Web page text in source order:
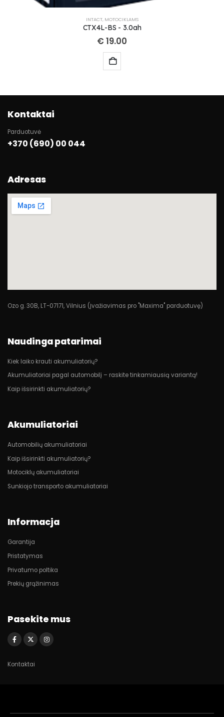
INTACT, MOTOCIKLAMS
CTX4L-BS - 3.0ah
€ 19.00
Kontaktai
Parduotuvė
+370 (690) 00 044
Adresas
Ozo g. 30B, LT-07171, Vilnius (Įvažiavimas pro "Maxima" parduotuvę)
Naudinga patarimai
Kiek laiko krauti akumuliatorių?
Akumuliatoriai pagal automobilį – raskite tinkamiausią variantą!
Kaip išsirinkti akumuliatorių?
Akumuliatoriai
Automobilių akumuliatoriai
Kaip išsirinkti akumuliatorių?
Motociklų akumuliatoriai
Sunkiojo transporto akumuliatoriai
Informacja
Garantija
Pristatymas
Privatumo poltika
Prekių grąžinimas
Pasekite mus
Kontaktai